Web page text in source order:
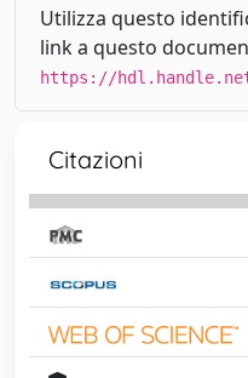
Utilizza questo
link a questo
https://
Citazioni